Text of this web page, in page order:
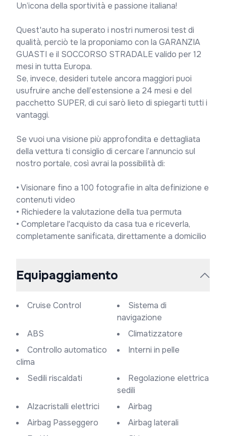
Un’icona della sportività e passione italiana!
Quest'auto ha superato i nostri numerosi test di
qualità, perciò te la proponiamo con la GARANZIA
GUASTI e il SOCCORSO STRADALE valido per 12
mesi in tutta Europa.
Se, invece, desideri tutele ancora maggiori puoi
usufruire anche dell’estensione a 24 mesi e del
pacchetto SUPER, di cui sarò lieto di spiegarti tutti i
vantaggi.
Se vuoi una visione più approfondita e dettagliata
della vettura ti consiglio di cercare l’annuncio sul
nostro portale, così avrai la possibilità di:
• Visionare fino a 100 fotografie in alta definizione e
contenuti video
• Richiedere la valutazione della tua permuta
• Completare l'acquisto da casa tua e riceverla,
completamente sanificata, direttamente a domicilio
Equipaggiamento
Cruise Control
Sistema di
navigazione
ABS
Climatizzatore
Controllo automatico
clima
Interni in pelle
Sedili riscaldati
Regolazione elettrica
sedili
Alzacristalli elettrici
Airbag
Airbag Passeggero
Airbag laterali